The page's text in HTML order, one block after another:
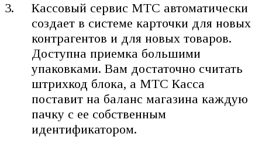
Кассовый сервис МТС автоматически
создает в системе карточки для новых
контрагентов и для новых товаров.
Доступна приемка большими
упаковками. Вам достаточно считать
штрихкод блока, а МТС Касса
поставит на баланс магазина каждую
пачку с ее собственным
идентификатором.